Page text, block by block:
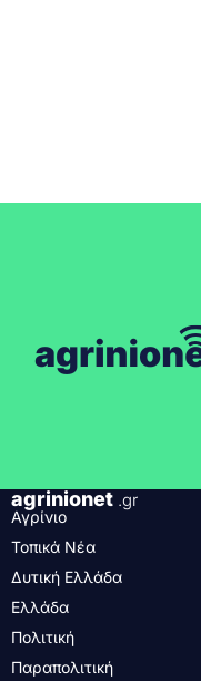
agrinionet .gr
Αγρίνιο
Τοπικά Νέα
Δυτική Ελλάδα
Ελλάδα
Πολιτική
Παραπολιτική